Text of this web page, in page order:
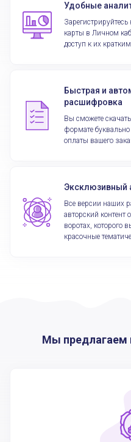
Как воспитать
счастливым?
Удобные
карты в Личном
доступ к их
Быстрая и
расшифровка
Вы сможете
формате
оплаты вашего
Эксклюзивный
Все версии наших
авторский контент
воротах, которого
красочные
Мы предлагаем